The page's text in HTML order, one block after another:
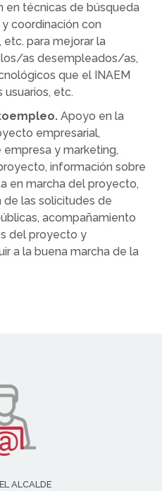
en técnicas de búsqueda
coordinación con
etc. para mejorar la
as desempleados/as,
que el INAEM
usuarios, etc.
Apoyo en la
empresarial,
y marketing,
información sobre
en marcha del proyecto,
las solicitudes de
acompañamiento
del proyecto y
a la buena marcha de la
ALCALDE